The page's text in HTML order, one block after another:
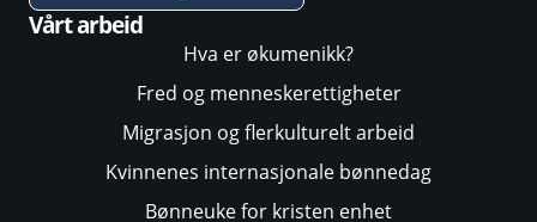
Vårt arbeid
Hva er økumenikk?
Fred og menneskerettigheter
Migrasjon og flerkulturelt arbeid
Kvinnenes internasjonale bønnedag
Bønneuke for kristen enhet